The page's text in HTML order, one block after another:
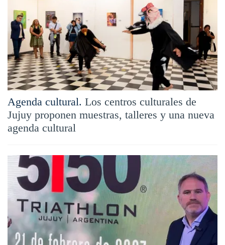
Agenda cultural. Los centros culturales de
Jujuy proponen muestras, talleres y una nueva
agenda cultural